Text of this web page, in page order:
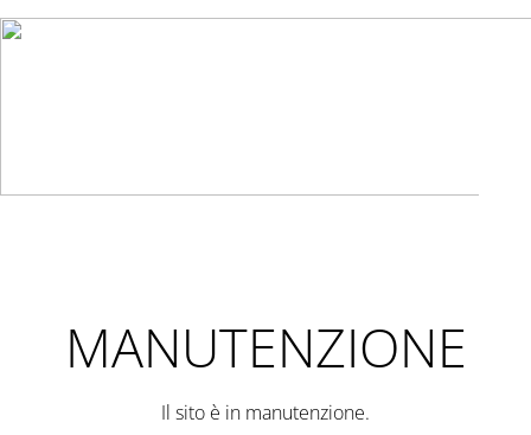
MANUTENZIONE
Il sito è in manutenzione.